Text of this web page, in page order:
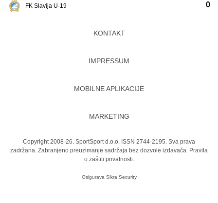
FK Slavija U-19 0
KONTAKT
IMPRESSUM
MOBILNE APLIKACIJE
MARKETING
Copyright 2008-26. SportSport d.o.o. ISSN 2744-2195. Sva prava
zadržana. Zabranjeno preuzimanje sadržaja bez dozvole izdavača. Pravila
o zaštiti privatnosti.
Osigurava Sikra Security